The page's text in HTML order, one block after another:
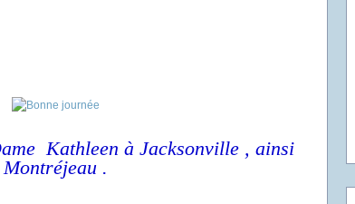
Kathleen à Jacksonville , ainsi
.